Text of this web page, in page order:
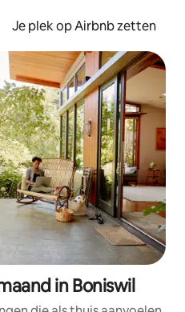
Je plek op Airbnb zetten
in Boniswil